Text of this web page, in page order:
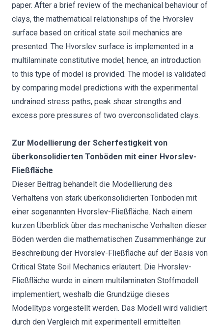
paper. After a brief review of the mechanical behaviour of
clays, the mathematical relationships of the Hvorslev
surface based on critical state soil mechanics are
presented. The Hvorslev surface is implemented in a
multilaminate constitutive model; hence, an introduction
to this type of model is provided. The model is validated
by comparing model predictions with the experimental
undrained stress paths, peak shear strengths and
excess pore pressures of two overconsolidated clays.
Zur Modellierung der Scherfestigkeit von
überkonsolidierten Tonböden mit einer Hvorslev-
Fließfläche
Dieser Beitrag behandelt die Modellierung des
Verhaltens von stark überkonsolidierten Tonböden mit
einer sogenannten Hvorslev-Fließfläche. Nach einem
kurzen Überblick über das mechanische Verhalten dieser
Böden werden die mathematischen Zusammenhänge zur
Beschreibung der Hvorslev-Fließfläche auf der Basis von
Critical State Soil Mechanics erläutert. Die Hvorslev-
Fließfläche wurde in einem multilaminaten Stoffmodell
implementiert, weshalb die Grundzüge dieses
Modelltyps vorgestellt werden. Das Modell wird validiert
durch den Vergleich mit experimentell ermittelten